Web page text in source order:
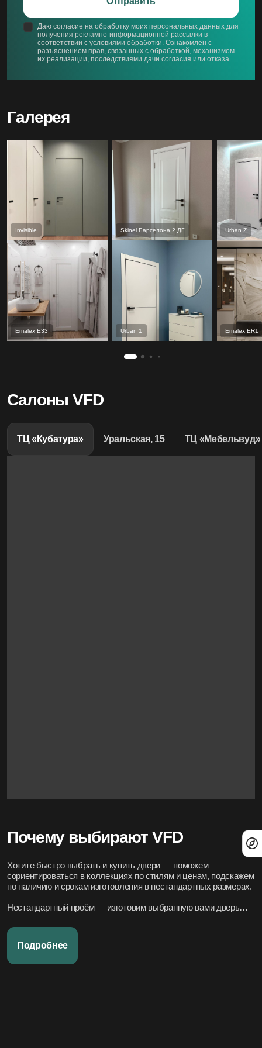
Даю согласие на обработку моих персональных данных для
получения рекламно-информационной рассылки в
соответствии с условиями обработки . Ознакомлен с
разъяснением прав, связанных с обработкой, механизмом
их реализации, последствиями дачи согласия или отказа.
Галерея
Invisible
Emalex Е33
Skinel Барселона 2 ДГ
Urban 1
Urban Z
Emalex ER1
Салоны VFD
ТЦ «Кубатура» Уральская, 15 ТЦ «Мебельвуд»
Почему выбирают VFD
Хотите быстро выбрать и купить двери — поможем
сориентироваться в коллекциях по стилям и ценам, подскажем
по наличию и срокам изготовления в нестандартных размерах.
Нестандартный проём — изготовим выбранную вами дверь
подходящие модели по дизайн-проекту или по фото.
Подробнее